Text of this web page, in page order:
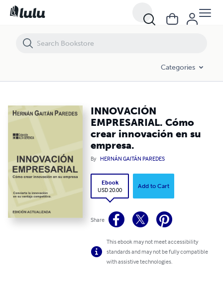
Categories
INNOVACIÓN
EMPRESARIAL. Cómo
crear innovación en su
empresa.
By HERNÁN GAITÁN PAREDES
Ebook
USD 20.00
Add to Cart
Share
This ebook may not meet accessibility
standards and may not be fully compatible
with assistive technologies.
INNOVACIÓN EMPRESARIAL. Cómo crear innovación en su empresa.